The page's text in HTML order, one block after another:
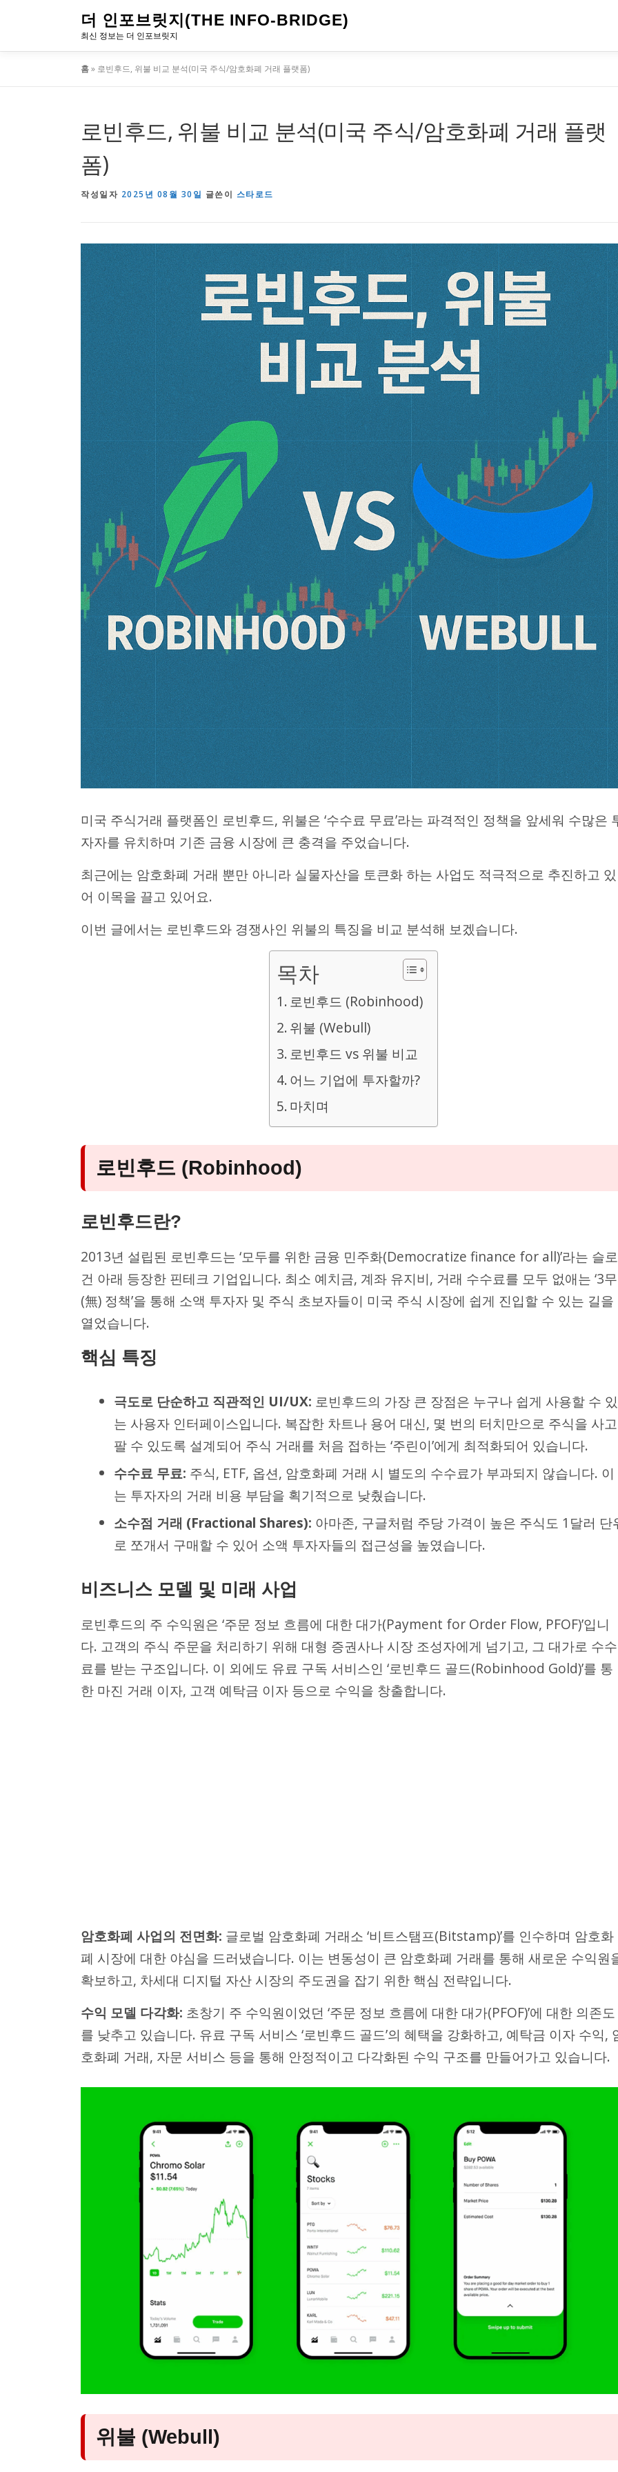
으
더 인포브릿지(THE INFO-BRIDGE)
최신 정보는 더 인포브릿지
홈» 로빈후드, 위불 비교 분석(미국 주식/암호화폐 거래 플랫폼)
로빈후드, 위불 비교 분석(미국 주식/암호화폐 거래 플랫
폼)
작성일자 2025년 08월 30일 글쓴이 스타로드
미국 주식거래 플랫폼인 로빈후드, 위불은 ‘수수료 무료’라는 파격적인 정책을 앞세워 수많은
자자를 유치하며 기존 금융 시장에 큰 충격을 주었습니다.
최근에는 암호화폐 거래 뿐만 아니라 실물자산을 토큰화 하는 사업도 적극적으로 추진하고 있
어 이목을 끌고 있어요.
이번 글에서는 로빈후드와 경쟁사인 위불의 특징을 비교 분석해 보겠습니다.
목차
로빈후드 (Robinhood)
위불 (Webull)
로빈후드 vs 위불 비교
어느 기업에 투자할까?
마치며
로빈후드 (Robinhood)
로빈후드란?
2013년 설립된 로빈후드는 ‘모두를 위한 금융 민주화(Democratize finance for all)’라는 슬로
건 아래 등장한 핀테크 기업입니다. 최소 예치금, 계좌 유지비, 거래 수수료를 모두 없애는 ‘3무
(無) 정책’을 통해 소액 투자자 및 주식 초보자들이 미국 주식 시장에 쉽게 진입할 수 있는 길을
열었습니다.
핵심 특징
극도로 단순하고 직관적인 UI/UX: 로빈후드의 가장 큰 장점은 누구나 쉽게 사용할 수 있
는 사용자 인터페이스입니다. 복잡한 차트나 용어 대신, 몇 번의 터치만으로 주식을 사고
팔 수 있도록 설계되어 주식 거래를 처음 접하는 ‘주린이’에게 최적화되어 있습니다.
수수료 무료: 주식, ETF, 옵션, 암호화폐 거래 시 별도의 수수료가 부과되지 않습니다. 이
는 투자자의 거래 비용 부담을 획기적으로 낮췄습니다.
소수점 거래 (Fractional Shares): 아마존, 구글처럼 주당 가격이 높은 주식도 1달러 단
로 쪼개서 구매할 수 있어 소액 투자자들의 접근성을 높였습니다.
비즈니스 모델 및 미래 사업
로빈후드의 주 수익원은 ‘주문 정보 흐름에 대한 대가(Payment for Order Flow, PFOF)’입니
다. 고객의 주식 주문을 처리하기 위해 대형 증권사나 시장 조성자에게 넘기고, 그 대가로 수수
료를 받는 구조입니다. 이 외에도 유료 구독 서비스인 ‘로빈후드 골드(Robinhood Gold)’를 통
한 마진 거래 이자, 고객 예탁금 이자 등으로 수익을 창출합니다.
암호화폐 사업의 전면화: 글로벌 암호화폐 거래소 ‘비트스탬프(Bitstamp)’를 인수하며 암호화
폐 시장에 대한 야심을 드러냈습니다. 이는 변동성이 큰 암호화폐 거래를 통해 새로운 수익원
확보하고, 차세대 디지털 자산 시장의 주도권을 잡기 위한 핵심 전략입니다.
수익 모델 다각화: 초창기 주 수익원이었던 ‘주문 정보 흐름에 대한 대가(PFOF)’에 대한 의존도
를 낮추고 있습니다. 유료 구독 서비스 ‘로빈후드 골드’의 혜택을 강화하고, 예탁금 이자 수익,
호화폐 거래, 자문 서비스 등을 통해 안정적이고 다각화된 수익 구조를 만들어가고 있습니다.
위불 (Webull)